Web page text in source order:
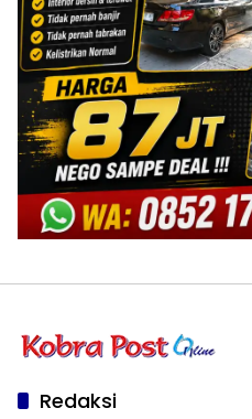
Redaksi